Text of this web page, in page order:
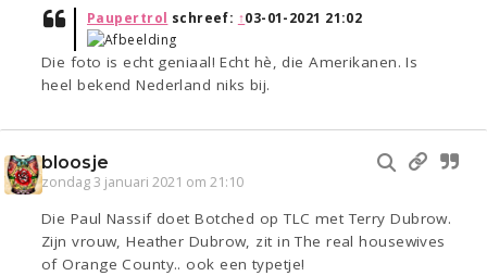
Paupertrol schreef: ↑03-01-2021 21:02
Die foto is echt geniaal! Echt hè, die Amerikanen. Is
heel bekend Nederland niks bij.
bloosje
zondag 3 januari 2021 om 21:10
Die Paul Nassif doet Botched op TLC met Terry Dubrow.
Zijn vrouw, Heather Dubrow, zit in The real housewives
of Orange County.. ook een typetje!